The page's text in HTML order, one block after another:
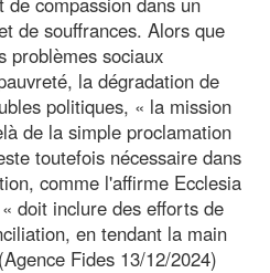
de souffrances. Alors que
problèmes sociaux
la dégradation de
politiques, « la mission
de la simple proclamation
toutefois nécessaire dans
comme l'affirme Ecclesia
doit inclure des efforts de
en tendant la main
Fides 13/12/2024)